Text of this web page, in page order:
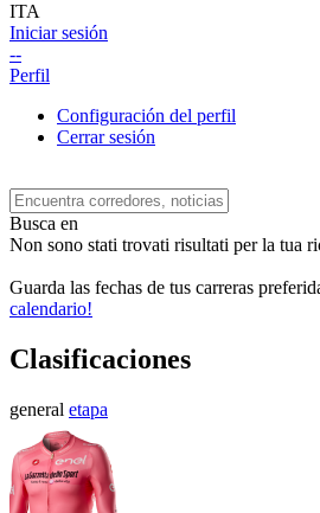
ITA
Iniciar sesión
--
Perfil
Configuración del perfil
Cerrar sesión
Busca en
Non sono stati trovati risultati per la tua
Guarda las fechas de tus carreras
calendario!
Clasificaciones
general etapa